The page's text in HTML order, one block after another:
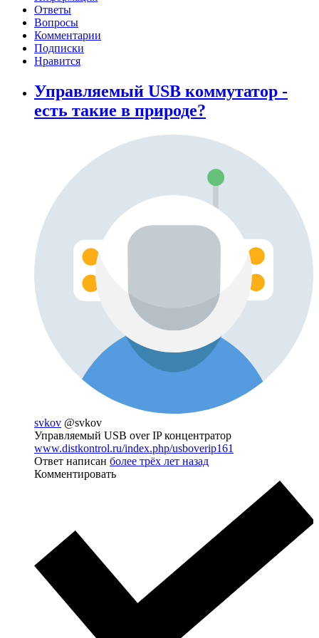
Ответы
Вопросы
Комментарии
Подписки
Нравится
Управляемый USB коммутатор -
есть такие в природе?
svkov @svkov
Управляемый USB over IP концентратор
www.distkontrol.ru/index.php/usboverip161
Ответ написан более трёх лет назад
Комментировать